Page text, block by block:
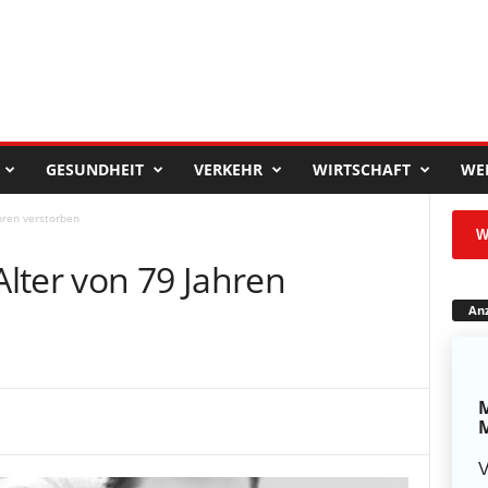
GESUNDHEIT VERKEHR WIRTSCHAFT
verstorben
von 79 Jahren